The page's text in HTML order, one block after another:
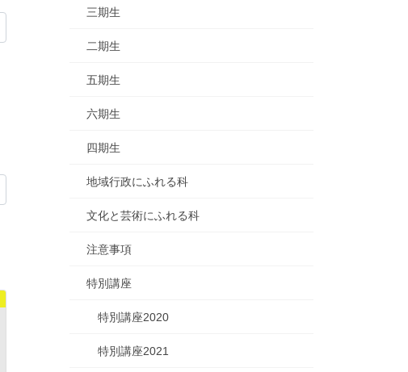
三期生
二期生
五期生
六期生
四期生
地域行政にふれる科
文化と芸術にふれる科
注意事項
特別講座
特別講座2020
特別講座2021